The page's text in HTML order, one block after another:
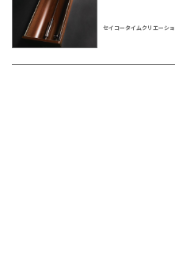
セイコータイムクリエーシ